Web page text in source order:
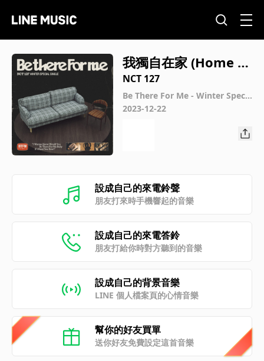
我獨自在家 (Home Al
one)
NCT 127
Be There For Me - Winter Specia
l Single
2023-12-22
設成自己的來電鈴聲
朋友打來時手機響起的音樂
設成自己的來電答鈴
朋友打給你時對方聽到的音樂
設成自己的背景音樂
LINE 個人檔案頁的心情音樂
幫你的好友買單
送你好友免費設定這首音樂